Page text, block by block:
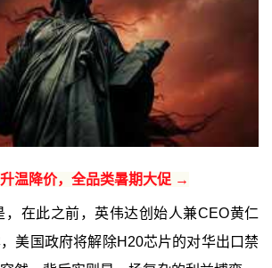
温降价，全品类暑期大促 →
，在此之前，英伟达创始人兼CEO黄仁
美国政府将解除H20芯片的对华出口禁